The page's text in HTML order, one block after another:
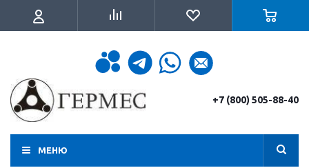
+7 (800) 505-88-40
МЕНЮ